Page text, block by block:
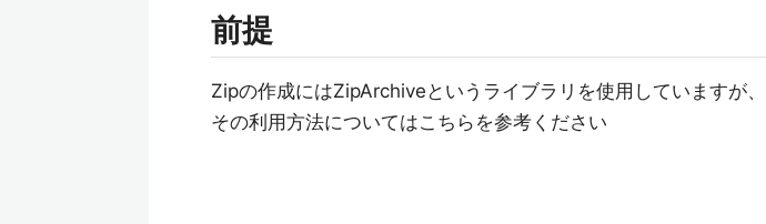
前提
Zipの作成にはZipArchiveというライブラリを使用していますが、
その利用方法についてはこちらを参考ください